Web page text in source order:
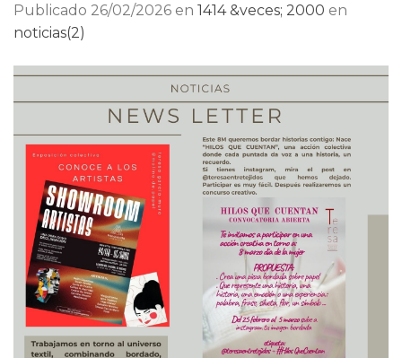
Publicado 26/02/2026 en 1414 &veces; 2000 en
noticias(2)